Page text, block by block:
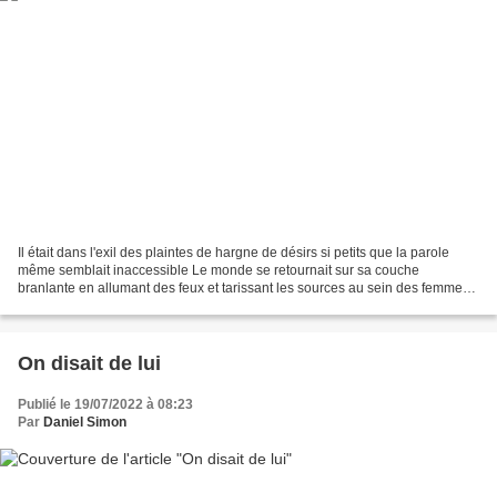
Il était dans l'exil des plaintes de hargne de désirs si petits que la parole
même semblait inaccessible Le monde se retournait sur sa couche
branlante en allumant des feux et tarissant les sources au sein des femmes
On disait de lui
Publié le 19/07/2022 à 08:23
Par Daniel Simon